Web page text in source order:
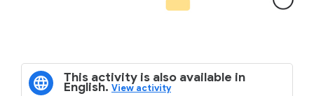
This activity is also available in
English. View activity